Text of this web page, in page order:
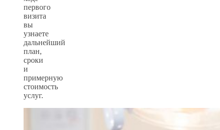
первого
визита
вы
узнаете
дальнейший
план,
сроки
и
примерную
стоимость
услуг.